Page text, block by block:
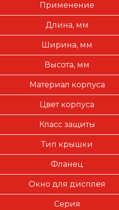
Применение
Длина, мм
Ширина, мм
Высота, мм
Материал корпуса
Цвет корпуса
Класс защиты
Тип крышки
Фланец
Окно для дисплея
Серия